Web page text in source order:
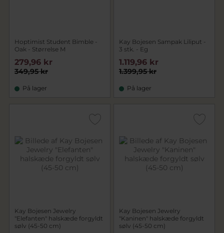
Hoptimist Student Bimble -
Oak - Størrelse M
349,95 kr
279,96 kr
På lager
Kay Bojesen Sampak Liliput -
3 stk. - Eg
1.399,95 kr
1.119,96 kr
På lager
Kay Bojesen Jewelry
"Elefanten" halskæde forgyldt
sølv (45-50 cm)
Kay Bojesen Jewelry
"Kaninen" halskæde forgyldt
sølv (45-50 cm)